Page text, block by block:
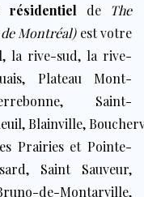
résidentiel de The
Montréal)est votre
, la rive-sud, la rive-
, Plateau Mont-
, Saint-
,Blainville,
Prairieset Pointe-
, Saint Sauveur,
de-Montarville,